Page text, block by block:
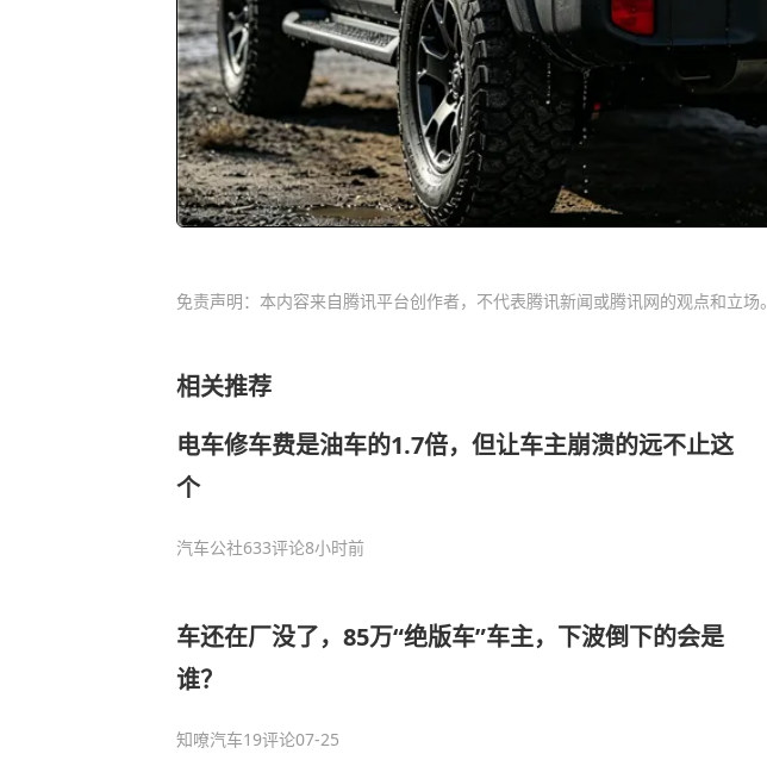
免责声明：本内容来自腾讯平台创作者，不代表腾讯新闻或腾讯网的观点和立场。
相关推荐
电车修车费是油车的1.7倍，但让车主崩溃的远不止这
个
汽车公社633评论8小时前
车还在厂没了，85万“绝版车”车主，下波倒下的会是
谁？
知嘹汽车19评论07-25